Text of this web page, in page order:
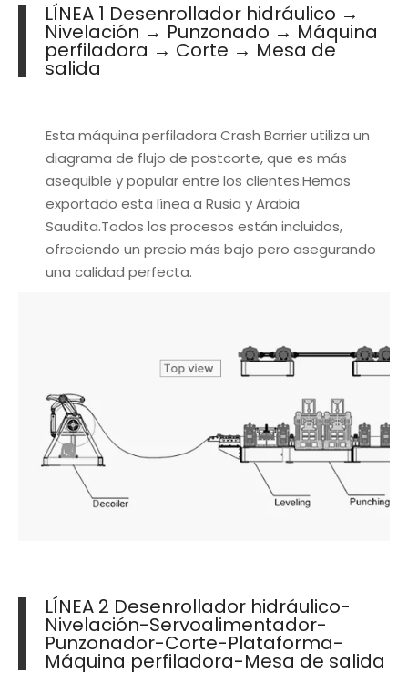
LÍNEA 1 Desenrollador hidráulico →
Nivelación → Punzonado → Máquina
perfiladora → Corte → Mesa de
salida
Esta máquina perfiladora Crash Barrier utiliza un
diagrama de flujo de postcorte, que es más
asequible y popular entre los clientes.Hemos
exportado esta línea a Rusia y Arabia
Saudita.Todos los procesos están incluidos,
ofreciendo un precio más bajo pero asegurando
una calidad perfecta.
LÍNEA 2 Desenrollador hidráulico-
Nivelación-Servoalimentador-
Punzonador-Corte-Plataforma-
Máquina perfiladora-Mesa de salida